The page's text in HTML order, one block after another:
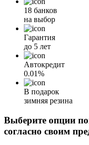
18 банков
на выбор
Гарантия
до 5 лет
Автокредит
0.01%
В подарок
зимняя резина
Выберите опции
согласно своим